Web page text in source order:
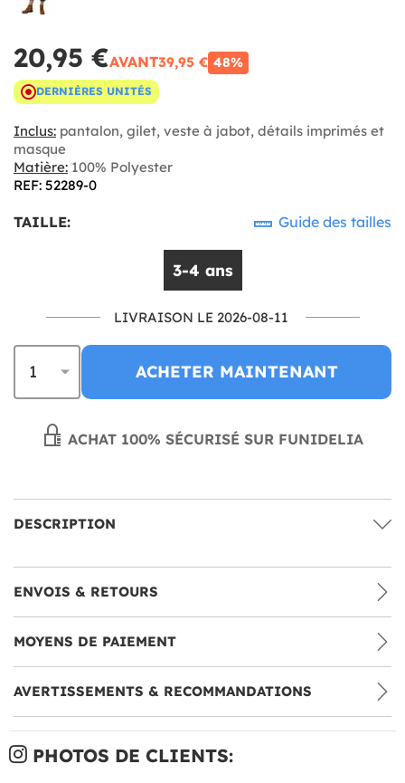
20,95 €AVANT39,95 € 48%
DERNIÈRES UNITÉS
Inclus: pantalon, gilet, veste à jabot, détails imprimés et
masque
Matière: 100% Polyester
REF: 52289-0
TAILLE: Guide des tailles
3-4 ans
LIVRAISON LE 2026-08-11
ACHETER MAINTENANT
ACHAT 100% SÉCURISÉ SUR FUNIDELIA
DESCRIPTION
ENVOIS & RETOURS
MOYENS DE PAIEMENT
AVERTISSEMENTS & RECOMMANDATIONS
PHOTOS DE CLIENTS: